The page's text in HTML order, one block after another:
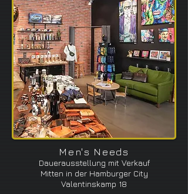
Men's Needs
Dauerausstellung mit Verkauf
Mitten in der Hamburger City
Valentinskamp 18